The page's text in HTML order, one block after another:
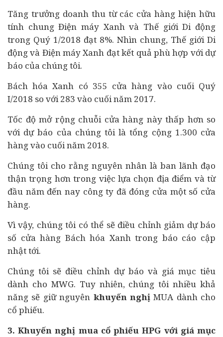
Tăng trưởng doanh thu từ các cửa hàng hiện hữu
tính chung Điện máy Xanh và Thế giới Di động
trong Quý 1/2018 đạt 8%. Nhìn chung, Thế giới Di
động và Điện máy Xanh đạt kết quả phù hợp với dự
báo của chúng tôi.
Bách hóa Xanh có 355 cửa hàng vào cuối Quý
I/2018 so với 283 vào cuối năm 2017.
Tốc độ mở rộng chuỗi cửa hàng này thấp hơn so
với dự báo của chúng tôi là tổng cộng 1.300 cửa
hàng vào cuối năm 2018.
Chúng tôi cho rằng nguyên nhân là ban lãnh đạo
thận trọng hơn trong việc lựa chọn địa điểm và từ
đầu năm đến nay công ty đã đóng cửa một số cửa
hàng.
Vì vậy, chúng tôi có thể sẽ điều chỉnh giảm dự báo
số cửa hàng Bách hóa Xanh trong báo cáo cập
nhật tới.
Chúng tôi sẽ điều chỉnh dự báo và giá mục tiêu
dành cho MWG. Tuy nhiên, chúng tôi nhiều khả
năng sẽ giữ nguyên khuyến nghịMUA dành cho
cổ phiếu.
3. Khuyến nghị mua cổ phiếu HPG với giá mục